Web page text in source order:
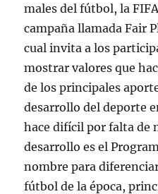
males del fútbol, la
campaña llamada Fair
cual invita a los
mostrar valores que
de los principales
desarrollo del deporte
hace difícil por falta de
desarrollo es el
nombre para
fútbol de la época,